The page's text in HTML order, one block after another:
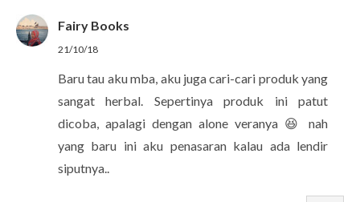
Fairy Books
21/10/18
Baru tau aku mba, aku juga cari-cari produk yang
sangat herbal. Sepertinya produk ini patut
dicoba, apalagi dengan alone veranya 😆 nah
yang baru ini aku penasaran kalau ada lendir
siputnya..